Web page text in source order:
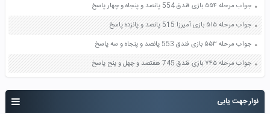
نوار جهت یابی
جواب مرحله ۵۵۴ بازی فندق 554 پانصد و پنجاه و چهار پاسخ
جواب مرحله ۵۱۵ بازی آمیرزا 515 پانصد و پانزده پاسخ
جواب مرحله ۵۵۳ بازی فندق 553 پانصد و پنجاه و سه پاسخ
جواب مرحله ۷۴۵ بازی فندق 745 هفتصد و چهل و پنج پاسخ